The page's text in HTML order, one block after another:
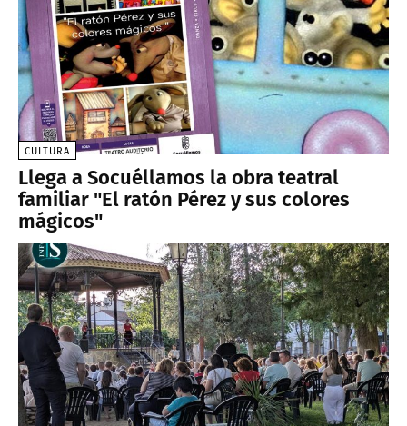
CULTURA
Llega a Socuéllamos la obra teatral
familiar "El ratón Pérez y sus colores
mágicos"